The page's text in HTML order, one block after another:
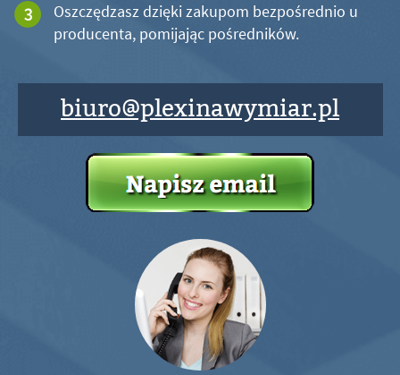
Oszczędzasz dzięki zakupom bezpośrednio u
producenta, pomijając pośredników.
biuro@plexinawymiar.pl